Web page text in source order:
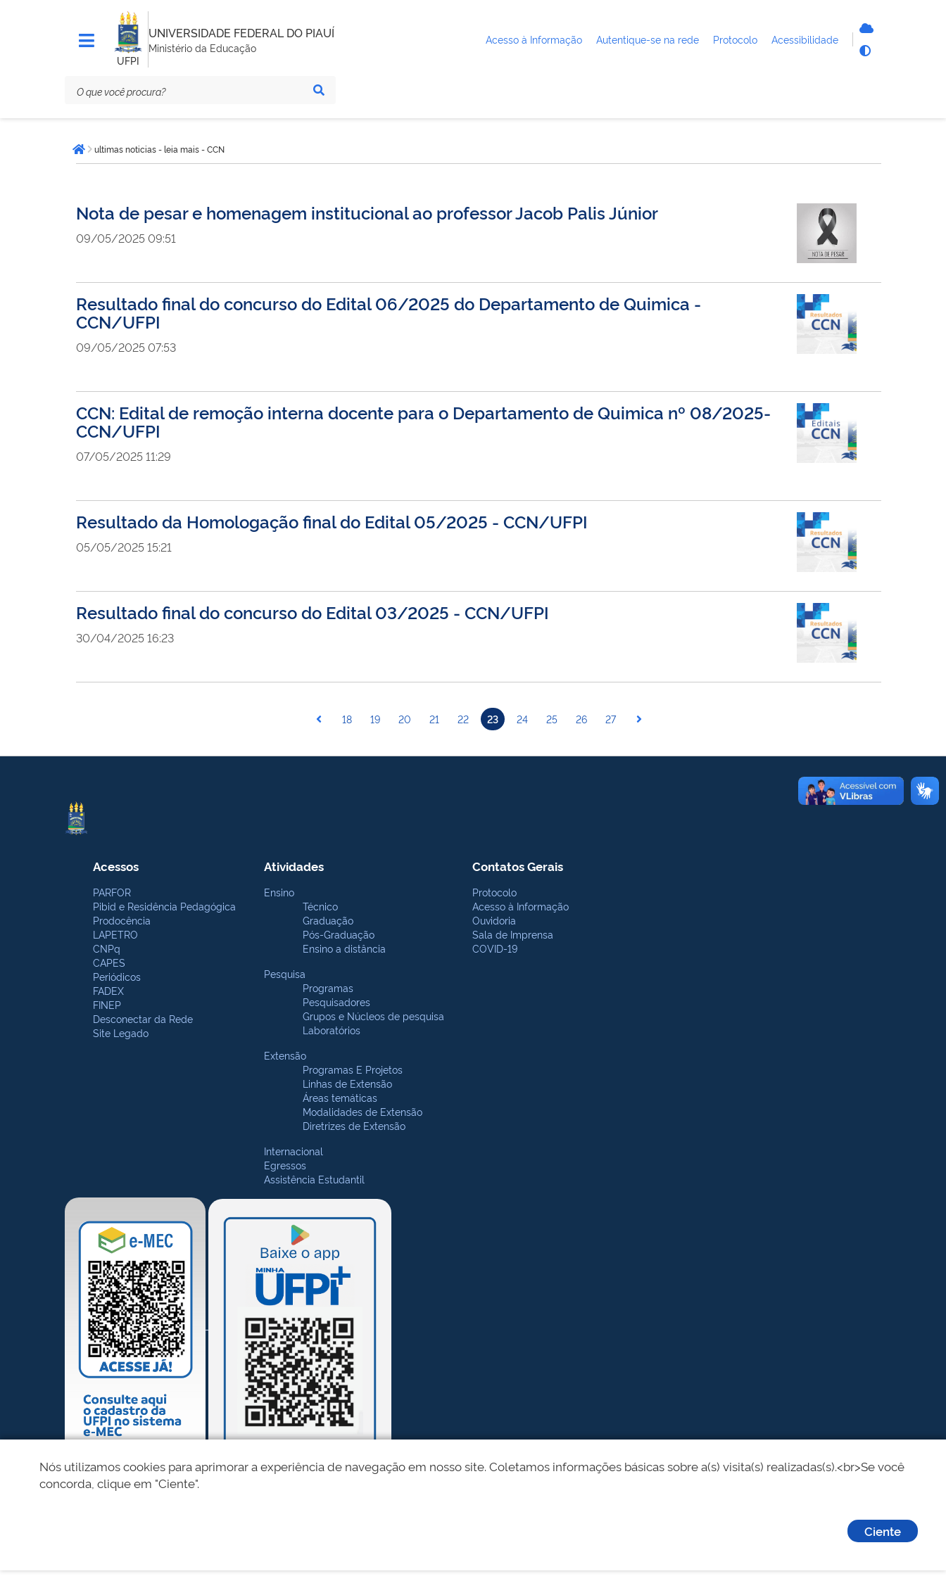
UFPI
UNIVERSIDADE FEDERAL DO PIAUÍ
Ministério da Educação
Acesso à Informação Autentique-se na rede Protocolo Acessibilidade
está
aqui:Página inicial
ultimas noticias - leia mais - CCN
Nota de pesar e homenagem institucional ao professor Jacob Palis Júnior
09/05/2025 09:51
Resultado final do concurso do Edital 06/2025 do Departamento de Quimica -
CCN/UFPI
09/05/2025 07:53
CCN: Edital de remoção interna docente para o Departamento de Quimica nº 08/2025-
CCN/UFPI
07/05/2025 11:29
Resultado da Homologação final do Edital 05/2025 - CCN/UFPI
05/05/2025 15:21
Resultado final do concurso do Edital 03/2025 - CCN/UFPI
30/04/2025 16:23
18 19 20 21 22 23 24 25 26 27
Acessos
PARFOR
Pibid e Residência Pedagógica
Prodocência
LAPETRO
CNPq
CAPES
Periódicos
FADEX
FINEP
Desconectar da Rede
Site Legado
Atividades
Ensino
Técnico
Graduação
Pós-Graduação
Ensino a distância
Pesquisa
Programas
Pesquisadores
Grupos e Núcleos de pesquisa
Laboratórios
Extensão
Programas E Projetos
Linhas de Extensão
Áreas temáticas
Modalidades de Extensão
Diretrizes de Extensão
Internacional
Egressos
Assistência Estudantil
Contatos Gerais
Protocolo
Acesso à Informação
Ouvidoria
Sala de Imprensa
COVID-19
Nós utilizamos cookies para aprimorar a experiência de navegação em nosso site. Coletamos informações básicas sobre a(s) visita(s) realizadas(s).<br>Se você
concorda, clique em "Ciente".
Ciente